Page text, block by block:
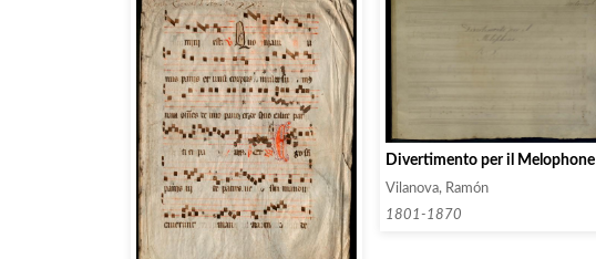
Divertimento per il Melophone
Vilanova, Ramón
1801-1870